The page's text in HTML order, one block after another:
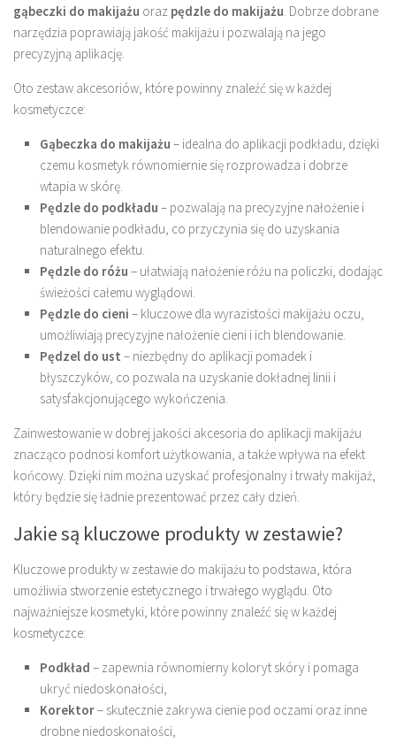
gąbeczki do makijażu oraz pędzle do makijażu. Dobrze dobrane
narzędzia poprawiają jakość makijażu i pozwalają na jego
precyzyjną aplikację.
Oto zestaw akcesoriów, które powinny znaleźć się w każdej
kosmetyczce:
Gąbeczka do makijażu – idealna do aplikacji podkładu, dzięki
czemu kosmetyk równomiernie się rozprowadza i dobrze
wtapia w skórę.
Pędzle do podkładu – pozwalają na precyzyjne nałożenie i
blendowanie podkładu, co przyczynia się do uzyskania
naturalnego efektu.
Pędzle do różu – ułatwiają nałożenie różu na policzki, dodając
świeżości całemu wyglądowi.
Pędzle do cieni – kluczowe dla wyrazistości makijażu oczu,
umożliwiają precyzyjne nałożenie cieni i ich blendowanie.
Pędzel do ust – niezbędny do aplikacji pomadek i
błyszczyków, co pozwala na uzyskanie dokładnej linii i
satysfakcjonującego wykończenia.
Zainwestowanie w dobrej jakości akcesoria do aplikacji makijażu
znacząco podnosi komfort użytkowania, a także wpływa na efekt
końcowy. Dzięki nim można uzyskać profesjonalny i trwały makijaż,
który będzie się ładnie prezentować przez cały dzień.
Jakie są kluczowe produkty w zestawie?
Kluczowe produkty w zestawie do makijażu to podstawa, która
umożliwia stworzenie estetycznego i trwałego wyglądu. Oto
najważniejsze kosmetyki, które powinny znaleźć się w każdej
kosmetyczce:
Podkład – zapewnia równomierny koloryt skóry i pomaga
ukryć niedoskonałości,
Korektor– skutecznie zakrywa cienie pod oczami oraz inne
drobne niedoskonałości,